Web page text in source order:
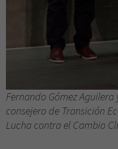
Fernando Gómez
consejero de Transición
Lucha contra el Cambio